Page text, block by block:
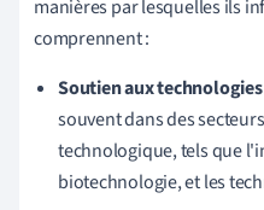
manières par lesquelles ils
comprennent :
Soutien aux
souvent dans des
technologique, tels que
biotechnologie, et les